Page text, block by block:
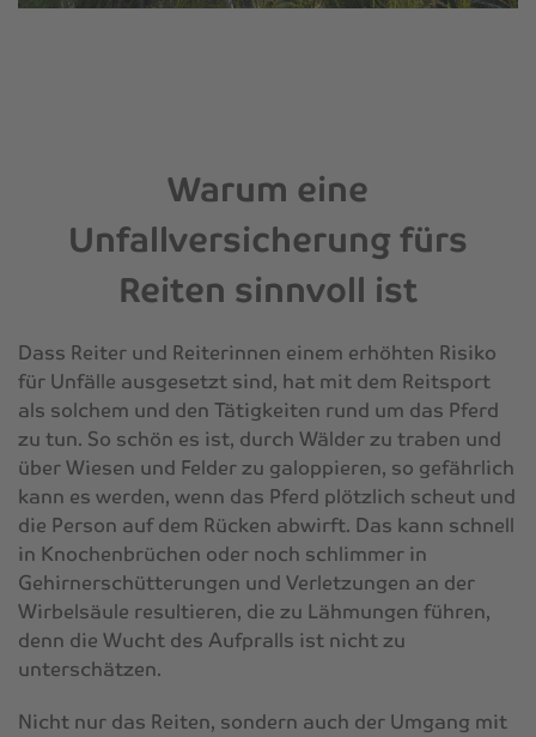
Warum eine
Unfallversicherung fürs
Reiten sinnvoll ist
Dass Reiter und Reiterinnen einem erhöhten Risiko
für Unfälle ausgesetzt sind, hat mit dem Reitsport
als solchem und den Tätigkeiten rund um das Pferd
zu tun. So schön es ist, durch Wälder zu traben und
über Wiesen und Felder zu galoppieren, so gefährlich
kann es werden, wenn das Pferd plötzlich scheut und
die Person auf dem Rücken abwirft. Das kann schnell
in Knochenbrüchen oder noch schlimmer in
Gehirnerschütterungen und Verletzungen an der
Wirbelsäule resultieren, die zu Lähmungen führen,
denn die Wucht des Aufpralls ist nicht zu
unterschätzen.
Nicht nur das Reiten, sondern auch der Umgang mit